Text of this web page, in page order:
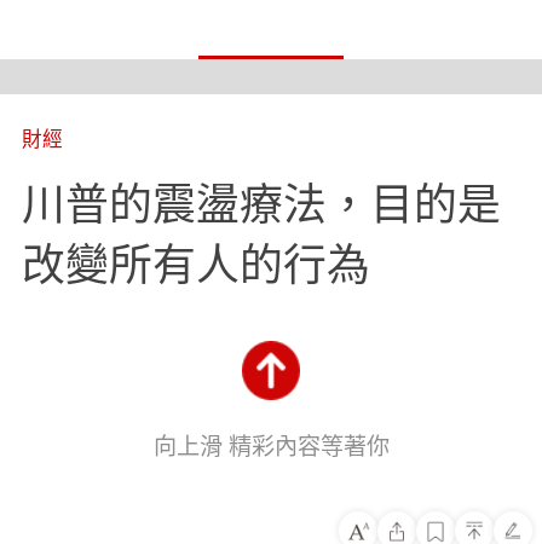
財經
川普的震盪療法，目的是
改變所有人的行為
向上滑 精彩內容等著你